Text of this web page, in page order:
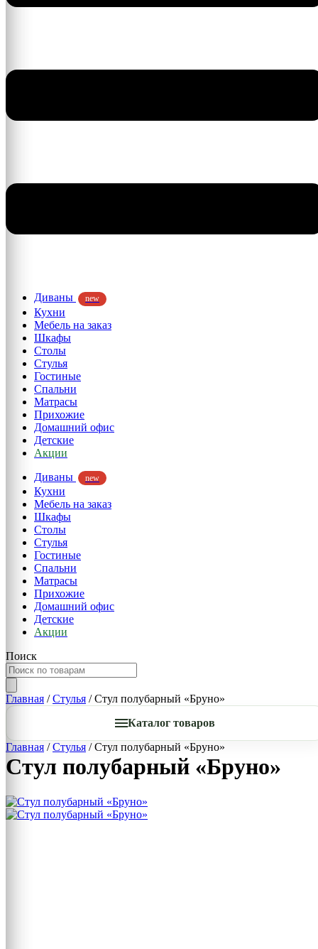
Диваны new
Кухни
Мебель на заказ
Шкафы
Столы
Стулья
Гостиные
Спальни
Матрасы
Прихожие
Домашний офис
Детские
Акции
Диваны
new
Кухни
Мебель на заказ
Шкафы
Столы
Стулья
Гостиные
Спальни
Матрасы
Прихожие
Домашний офис
Детские
Акции
Поиск
Главная /Стулья / Стул полубарный «Бруно»
Каталог товаров
Главная /Стулья / Стул полубарный «Бруно»
Стул полубарный «Бруно»